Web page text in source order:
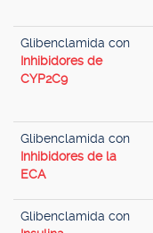
Glibenclamida con
Inhibidores de
CYP2C9
Glibenclamida con
Inhibidores de la
ECA
Glibenclamida con